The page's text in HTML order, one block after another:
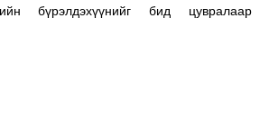
бүрэлдэхүүнийг бид цувралаар